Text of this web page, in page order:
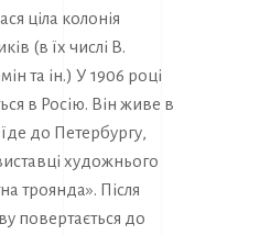
ціла колонія
(в їх числі В.
та ін.) У 1906 році
в Росію. Він живе в
їде до Петербургу,
художнього
троянда». Після
повертається до